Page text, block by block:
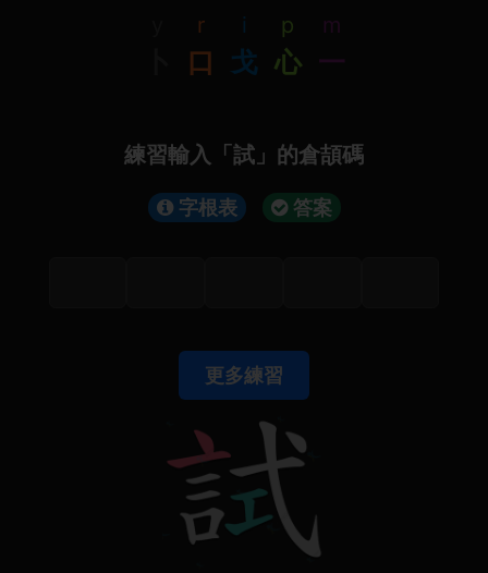
r
口
i
戈
p
心
m
一
練習輸入「試」的倉頡碼
字根表 答案
更多練習